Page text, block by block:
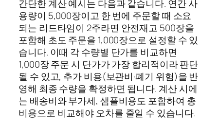
간단한 계산 예시는 다음과 같습니다. 연간 사
용량이 5,000장이고 한 번에 주문할 때 소요
되는 리드타임이 2주라면 안전재고 500장을
포함해 초도 주문을 1,000장으로 설정할 수 있
습니다. 이때 각 수량별 단가를 비교하면
1,000장 주문 시 단가가 가장 합리적이라 판단
될 수 있고, 추가 비용(보관비·폐기 위험)을 반
영해 최종 수량을 확정하면 됩니다. 계산 시에
는 배송비와 부가세, 샘플비용도 포함하여 총
비용으로 비교해야 오차를 줄일 수 있습니다.